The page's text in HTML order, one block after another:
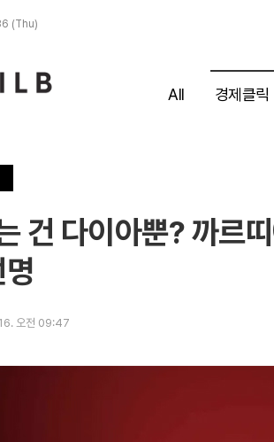
(Thu)
All 경제클릭
건 다이아뿐? 까르
오전 09:47